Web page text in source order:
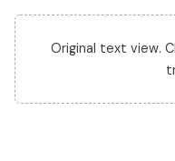
Original text view.